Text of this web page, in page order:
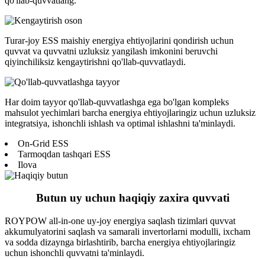
Turar-joy ESS maishiy energiya ehtiyojlarini qondirish uchun
quvvat va quvvatni uzluksiz yangilash imkonini beruvchi
qiyinchiliksiz kengaytirishni qo'llab-quvvatlaydi.
Har doim tayyor qo'llab-quvvatlashga ega bo'lgan kompleks
mahsulot yechimlari barcha energiya ehtiyojlaringiz uchun uzluksiz
integratsiya, ishonchli ishlash va optimal ishlashni ta'minlaydi.
On-Grid ESS
Tarmoqdan tashqari ESS
Ilova
Butun uy uchun haqiqiy zaxira quvvati
ROYPOW all-in-one uy-joy energiya saqlash tizimlari quvvat
akkumulyatorini saqlash va samarali invertorlarni modulli, ixcham
va sodda dizaynga birlashtirib, barcha energiya ehtiyojlaringiz
uchun ishonchli quvvatni ta'minlaydi.